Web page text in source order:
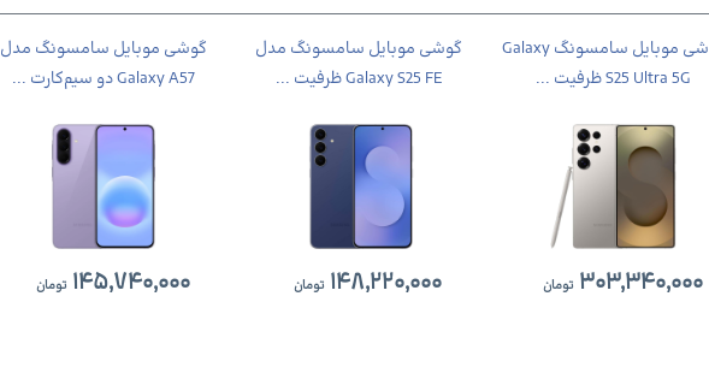
گوشی موبایل سامسونگ مدل
Galaxy A57 دو سیم‌کارت ...
۱۴۵,۷۴۰,۰۰۰ تومان
گوشی موبايل سامسونگ مدل
Galaxy S25 FE ظرفیت ...
۱۴۸,۲۲۰,۰۰۰ تومان
گوشی موبایل سامسونگ Galaxy
S25 Ultra 5G ظرفیت ...
۳۰۳,۳۴۰,۰۰۰ تومان